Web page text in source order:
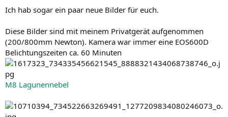
Ich hab sogar ein paar neue Bilder für euch.
Diese Bilder sind mit meinem Privatgerät aufgenommen
(200/800mm Newton). Kamera war immer eine EOS600D
Belichtungszeiten ca. 60 Minuten
M8 Lagunennebel